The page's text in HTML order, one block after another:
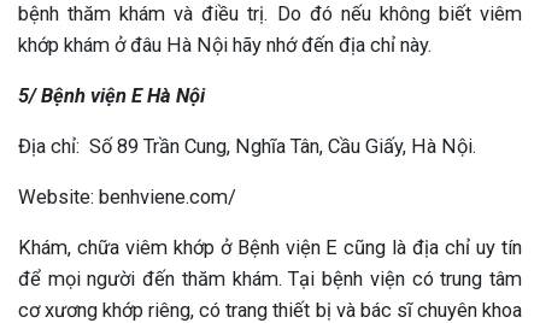
bệnh thăm khám và điều trị. Do đó nếu không biết viêm
khớp khám ở đâu Hà Nội hãy nhớ đến địa chỉ này.
5/ Bệnh viện E Hà Nội
Địa chỉ: Số 89 Trần Cung, Nghĩa Tân, Cầu Giấy, Hà Nội.
Website: benhviene.com/
Khám, chữa viêm khớp ở Bệnh viện E cũng là địa chỉ uy tín
để mọi người đến thăm khám. Tại bệnh viện có trung tâm
cơ xương khớp riêng, có trang thiết bị và bác sĩ chuyên khoa